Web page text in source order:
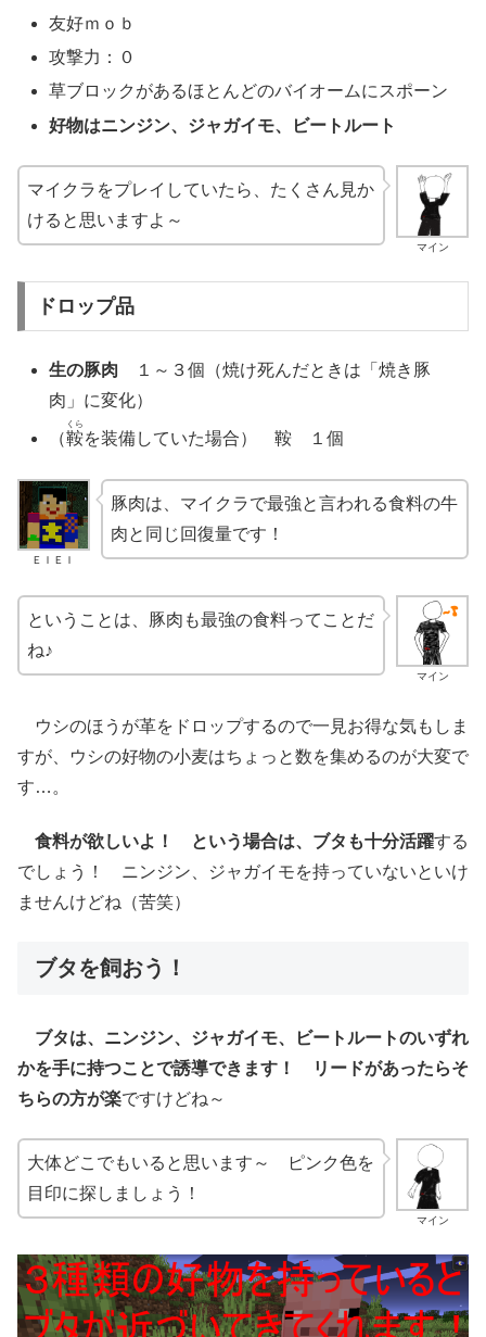
友好ｍｏｂ
攻撃力：０
草ブロックがあるほとんどのバイオームにスポーン
好物はニンジン、ジャガイモ、ビートルート
マイン
マイクラをプレイしていたら、たくさん見か
けると思いますよ～
ドロップ品
生の豚肉 １～３個（焼け死んだときは「焼き豚
肉」に変化）
（鞍
くら
を装備していた場合） 鞍 １個
ＥＩＥＩ
豚肉は、マイクラで最強と言われる食料の牛
肉と同じ回復量です！
マイン
ということは、豚肉も最強の食料ってことだ
ね♪
ウシのほうが革をドロップするので一見お得な気もしま
すが、ウシの好物の小麦はちょっと数を集めるのが大変で
す…。
食料が欲しいよ！ という場合は、ブタも十分活躍する
でしょう！ ニンジン、ジャガイモを持っていないといけ
ませんけどね（苦笑）
ブタを飼おう！
ブタは、ニンジン、ジャガイモ、ビートルートのいずれ
かを手に持つことで誘導できます！ リードがあったらそ
ちらの方が楽ですけどね～
マイン
大体どこでもいると思います～ ピンク色を
目印に探しましょう！